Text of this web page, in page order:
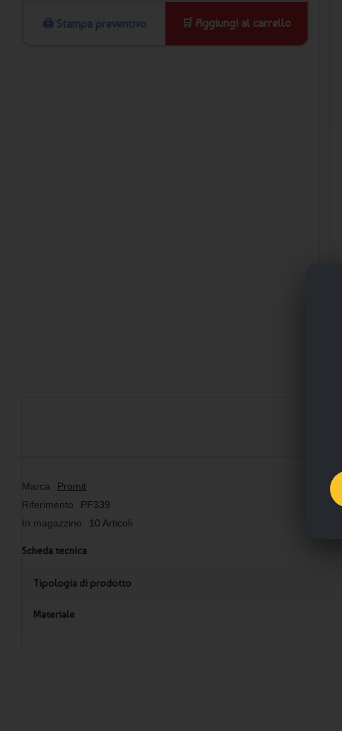
🖨️ Stampa preventivo 🛒 Aggiungi al carrello
Marca
Promit
Riferimento
PF339
In magazzino
10 Articoli
Scheda tecnica
Tipologia di prodotto
Materiale